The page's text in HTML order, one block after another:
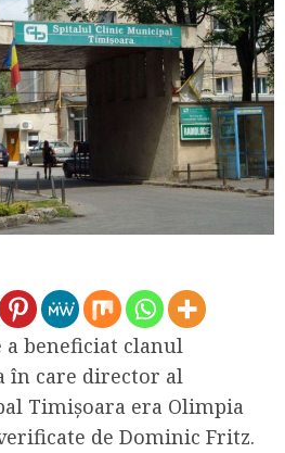
a beneficiat clanul
în care director al
Timișoara era Olimpia
de Dominic Fritz.